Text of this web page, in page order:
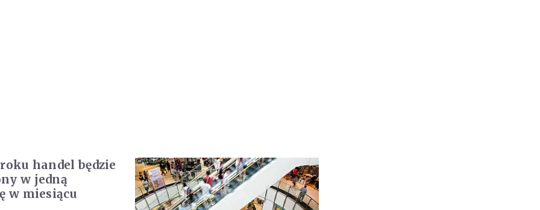
roku handel będzie
w jedną
w miesiącu